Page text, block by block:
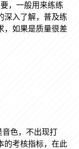
，一般用来练练
深入了解，普及练
，如果是质量很差
色，不出现打
的考核指标，在此